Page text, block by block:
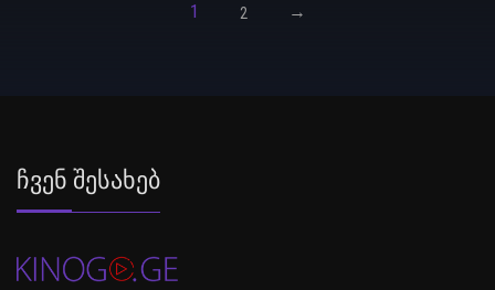
1 2 →
Ჩვენ Შესახებ